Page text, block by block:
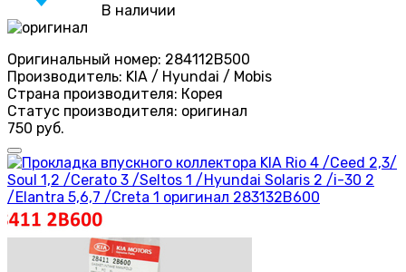
В наличии
Оригинальный номер: 284112B500
Производитель: KIA / Hyundai / Mobis
Страна производителя: Корея
Статус производителя: оригинал
750 руб.